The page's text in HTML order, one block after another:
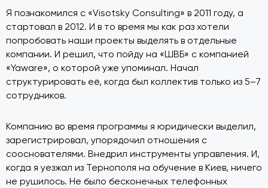
Я познакомился с «Visotsky Consulting» в 2011 году, а
стартовал в 2012. И в то время мы как раз хотели
попробовать наши проекты выделять в отдельные
компании. И решил, что пойду на «ШВБ» с компанией
«Yaware», о которой уже упоминал. Начал
структурировать её, когда был коллектив только из 5–7
сотрудников.
Компанию во время программы я юридически выделил,
зарегистрировал, упорядочил отношения с
сооснователями. Внедрил инструменты управления. И,
когда я уезжал из Тернополя на обучение в Киев, ничего
не рушилось. Не было бесконечных телефонных